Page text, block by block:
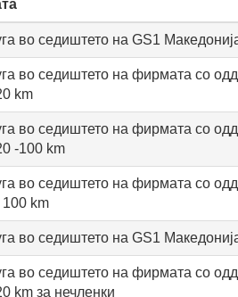
во седиштето на GS1
во седиштето на фирмата со
km
во седиштето на фирмата со
-100 km
во седиштето на фирмата со
100 km
во седиштето на GS1
во седиштето на фирмата со
km за нечленки